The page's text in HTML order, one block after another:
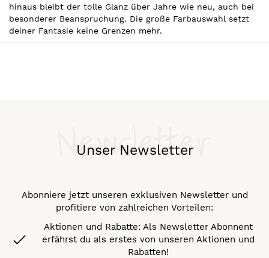
hinaus bleibt der tolle Glanz über Jahre wie neu, auch bei
besonderer Beanspruchung. Die große Farbauswahl setzt
deiner Fantasie keine Grenzen mehr.
Unser Newsletter
Newsletter
Abonniere jetzt unseren exklusiven Newsletter und
profitiere von zahlreichen Vorteilen:
Aktionen und Rabatte: Als Newsletter Abonnent
erfährst du als erstes von unseren Aktionen und
Rabatten!